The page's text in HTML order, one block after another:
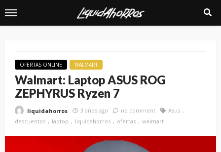
OFERTAS ONLINE WALMART
Walmart: Laptop ASUS ROG
ZEPHYRUS Ryzen 7
liquidahorros 3 años ago no comment
Asus
descuentos
laptop liquidahorros ofertas walmart